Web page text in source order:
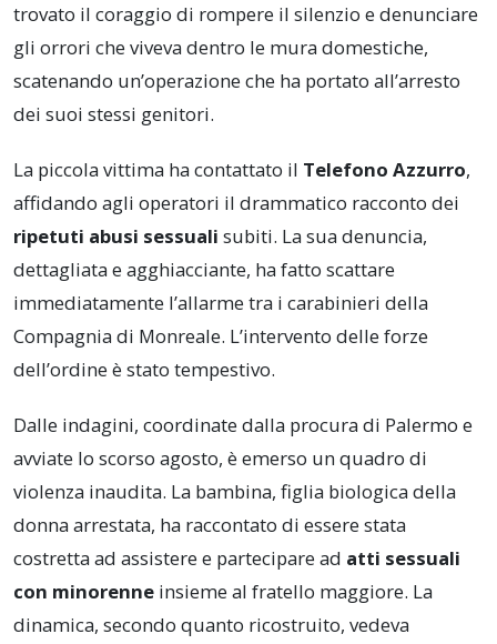
trovato il coraggio di rompere il silenzio e denunciare
gli orrori che viveva dentro le mura domestiche,
scatenando un’operazione che ha portato all’arresto
dei suoi stessi genitori.
La piccola vittima ha contattato il Telefono Azzurro,
affidando agli operatori il drammatico racconto dei
ripetuti abusi sessuali subiti. La sua denuncia,
dettagliata e agghiacciante, ha fatto scattare
immediatamente l’allarme tra i carabinieri della
Compagnia di Monreale. L’intervento delle forze
dell’ordine è stato tempestivo.
Dalle indagini, coordinate dalla procura di Palermo e
avviate lo scorso agosto, è emerso un quadro di
violenza inaudita. La bambina, figlia biologica della
donna arrestata, ha raccontato di essere stata
costretta ad assistere e partecipare ad atti sessuali
con minorenne insieme al fratello maggiore. La
dinamica, secondo quanto ricostruito, vedeva